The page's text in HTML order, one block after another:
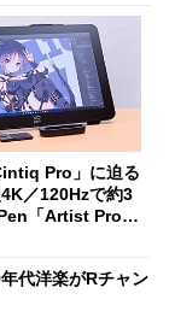
Pro」に迫る
／120Hzで約3
「Artist Pro 2
代洋楽がRチャン